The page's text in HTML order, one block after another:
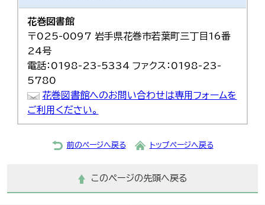
花巻図書館
〒025-0097 岩手県花巻市若葉町三丁目16番
24号
電話：0198-23-5334 ファクス：0198-23-
5780
花巻図書館へのお問い合わせは専用フォームを
ご利用ください。
前のページへ戻る トップページへ戻る
このページの先頭へ戻る